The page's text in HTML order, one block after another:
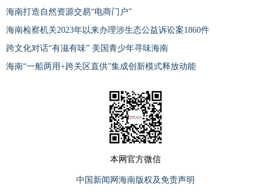
海南打造自然资源交易“电商门户”
海南检察机关2023年以来办理涉生态公益诉讼案1860件
跨文化对话“有滋有味” 美国青少年寻味海南
海南“一船两用+跨关区直供”集成创新模式释放动能
本网官方微信
中国新闻网海南版权及免责声明